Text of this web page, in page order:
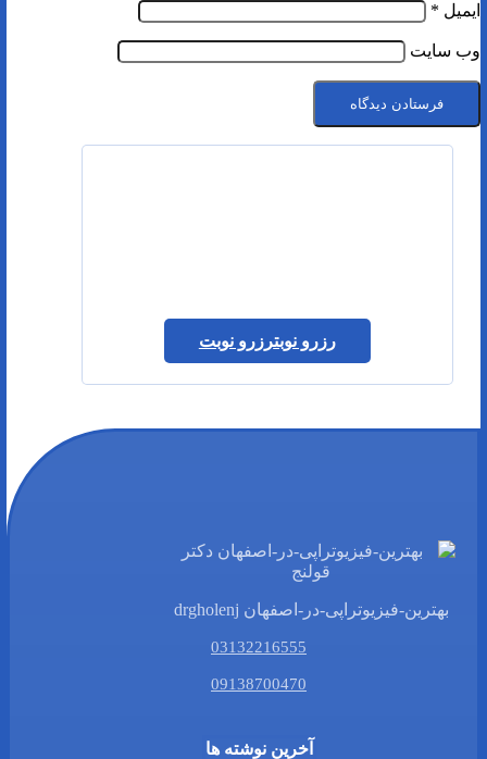
ایمیل *
وب‌ سایت
رزرو نوبترزرو نوبت
بهترین-فیزیوتراپی-در-اصفهان drgholenj
03132216555
09138700470
آخرین نوشته ها